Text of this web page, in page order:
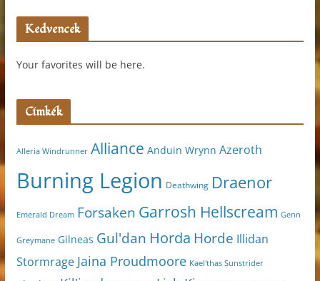
Kedvencek
Your favorites will be here.
Címkék
Alleria Windrunner Alliance Anduin Wrynn Azeroth
Burning Legion Deathwing Draenor
Emerald Dream Forsaken Garrosh Hellscream Genn
Greymane Gilneas Gul'dan Horda Horde Illidan
Stormrage Jaina Proudmoore Kael'thas Sunstrider